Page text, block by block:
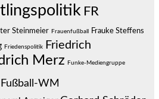
FR
Steinmeier Frauenfußball Frauke Steffens
Friedenspolitik
Friedrich
Merz Funke-Mediengruppe
Fußball-WM